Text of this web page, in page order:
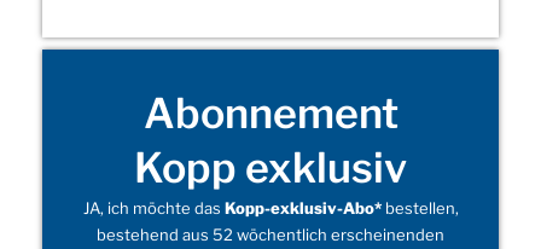
Abonnement
Kopp exklusiv
JA, ich möchte das Kopp-exklusiv-Abo*bestellen,
bestehend aus 52 wöchentlich erscheinenden